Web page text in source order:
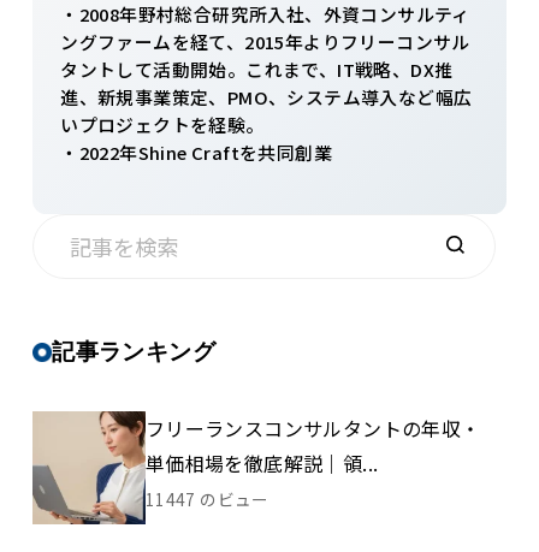
・2008年野村総合研究所入社、外資コンサルティ
ングファームを経て、2015年よりフリーコンサル
タントして活動開始。これまで、IT戦略、DX推
進、新規事業策定、PMO、システム導入など幅広
いプロジェクトを経験。
・2022年Shine Craftを共同創業
記事ランキング
フリーランスコンサルタントの年収・
単価相場を徹底解説｜領...
11447 のビュー